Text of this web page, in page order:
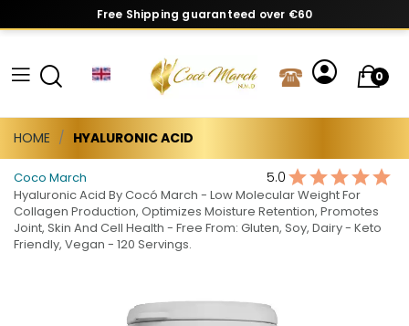
Free Shipping guaranteed over €60
0
HOME HYALURONIC ACID
Coco March 5.0
Hyaluronic Acid By Cocó March - Low Molecular Weight For
Collagen Production, Optimizes Moisture Retention, Promotes
Joint, Skin And Cell Health - Free From: Gluten, Soy, Dairy - Keto
Friendly, Vegan - 120 Servings.